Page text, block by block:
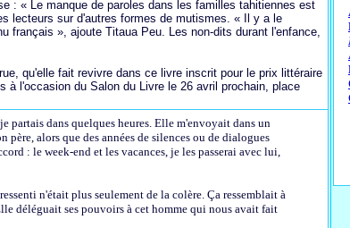
: « Le manque de paroles dans les familles tahitiennes est
lecteurs sur d'autres formes de mutismes. « Il y a le
français », ajoute Titaua Peu. Les non-dits durant l'enfance,
qu'elle fait revivre dans ce livre inscrit pour le prix littéraire
à l'occasion du Salon du Livre le 26 avril prochain, place
partais dans quelques heures. Elle m'envoyait dans un
alors que des années de silences ou de dialogues
: le week-end et les vacances, je les passerai avec lui,
n'était plus seulement de la colère. Ça ressemblait à
déléguait ses pouvoirs à cet homme qui nous avait fait